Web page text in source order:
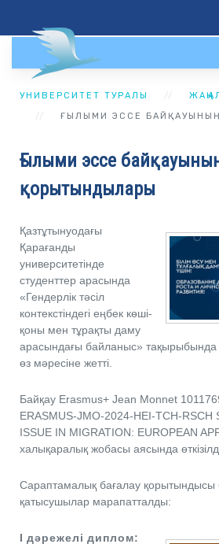
УНИВЕРСИТЕТ ТУРАЛЫ
ҒЫЛЫМИ ЭССЕ
Ғылыми эссе
қорытындылары
Қазтұтынуодағы
Қарағанды
университетінде
студенттер арасында
«Гендерлік тәсіл
контекстіндегі еңбек көші-
қоны мен тұрақты даму
арасындағы байланыс»
өз мәресіне жетті.
Байқау Erasmus+ Jean Monnet
ERASMUS-JMO-2024-HEI-TCH-RSCH
ISSUE IN MIGRATION: EUROPEAN
халықаралық жобасы аясында
Сараптамалық бағалау қорытындысы
қатысушылар марапатталды:
І дәрежелі диплом: